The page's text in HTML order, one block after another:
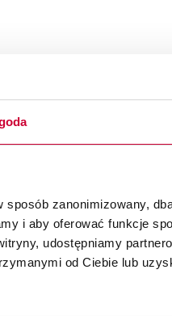
zanonimizowany,
i aby oferować funkcje
udostępniamy
od Ciebie lub